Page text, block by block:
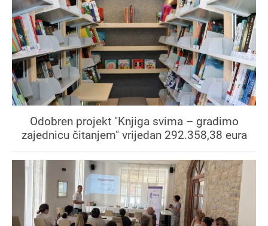
Odobren projekt "Knjiga svima – gradimo
zajednicu čitanjem" vrijedan 292.358,38 eura